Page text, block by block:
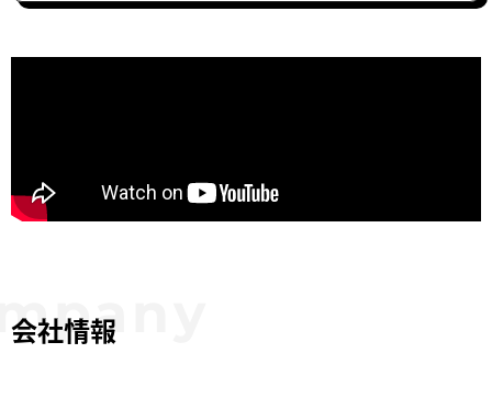
会社情報